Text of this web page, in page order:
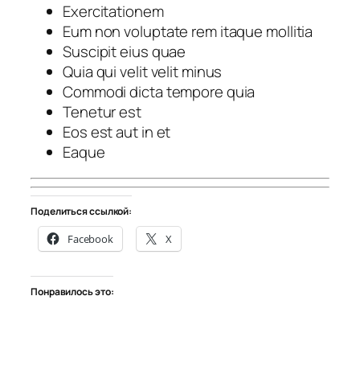
Exercitationem
Eum non voluptate rem itaque mollitia
Suscipit eius quae
Quia qui velit velit minus
Commodi dicta tempore quia
Tenetur est
Eos est aut in et
Eaque
Поделиться ссылкой:
Facebook X
Понравилось это: